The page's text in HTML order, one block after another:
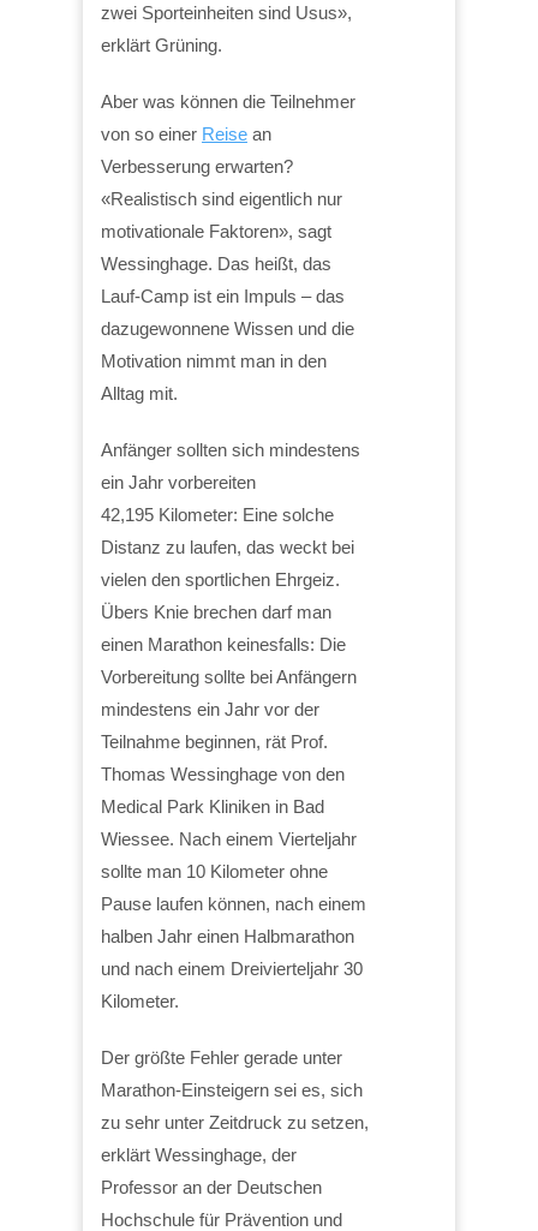
zwei Sporteinheiten sind Usus»,
erklärt Grüning.
Aber was können die Teilnehmer
von so einer Reise an
Verbesserung erwarten?
«Realistisch sind eigentlich nur
motivationale Faktoren», sagt
Wessinghage. Das heißt, das
Lauf-Camp ist ein Impuls – das
dazugewonnene Wissen und die
Motivation nimmt man in den
Alltag mit.
Anfänger sollten sich mindestens
ein Jahr vorbereiten
42,195 Kilometer: Eine solche
Distanz zu laufen, das weckt bei
vielen den sportlichen Ehrgeiz.
Übers Knie brechen darf man
einen Marathon keinesfalls: Die
Vorbereitung sollte bei Anfängern
mindestens ein Jahr vor der
Teilnahme beginnen, rät Prof.
Thomas Wessinghage von den
Medical Park Kliniken in Bad
Wiessee. Nach einem Vierteljahr
sollte man 10 Kilometer ohne
Pause laufen können, nach einem
halben Jahr einen Halbmarathon
und nach einem Dreivierteljahr 30
Kilometer.
Der größte Fehler gerade unter
Marathon-Einsteigern sei es, sich
zu sehr unter Zeitdruck zu setzen,
erklärt Wessinghage, der
Professor an der Deutschen
Hochschule für Prävention und